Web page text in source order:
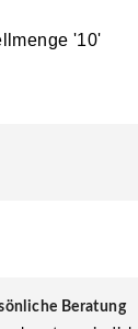
'10'
Beratung